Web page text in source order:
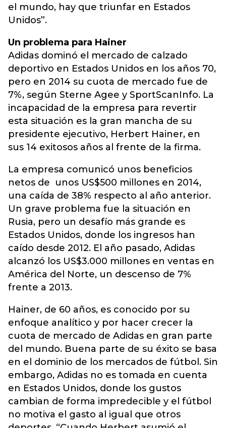
el mundo, hay que triunfar en Estados
Unidos”.
Un problema para Hainer
Adidas dominó el mercado de calzado
deportivo en Estados Unidos en los años 70,
pero en 2014 su cuota de mercado fue de
7%, según Sterne Agee y SportScanInfo. La
incapacidad de la empresa para revertir
esta situación es la gran mancha de su
presidente ejecutivo, Herbert Hainer, en
sus 14 exitosos años al frente de la firma.
La empresa comunicó unos beneficios
netos de unos US$500 millones en 2014,
una caída de 38% respecto al año anterior.
Un grave problema fue la situación en
Rusia, pero un desafío más grande es
Estados Unidos, donde los ingresos han
caído desde 2012. El año pasado, Adidas
alcanzó los US$3.000 millones en ventas en
América del Norte, un descenso de 7%
frente a 2013.
Hainer, de 60 años, es conocido por su
enfoque analítico y por hacer crecer la
cuota de mercado de Adidas en gran parte
del mundo. Buena parte de su éxito se basa
en el dominio de los mercados de fútbol. Sin
embargo, Adidas no es tomada en cuenta
en Estados Unidos, donde los gustos
cambian de forma impredecible y el fútbol
no motiva el gasto al igual que otros